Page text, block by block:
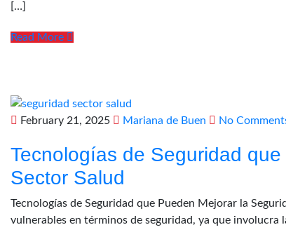
[…]
Read More
February 21, 2025 Mariana de Buen No
Tecnologías de Seguridad
Sector Salud
Tecnologías de Seguridad que Pueden Mejorar la
vulnerables en términos de seguridad, ya que involucra